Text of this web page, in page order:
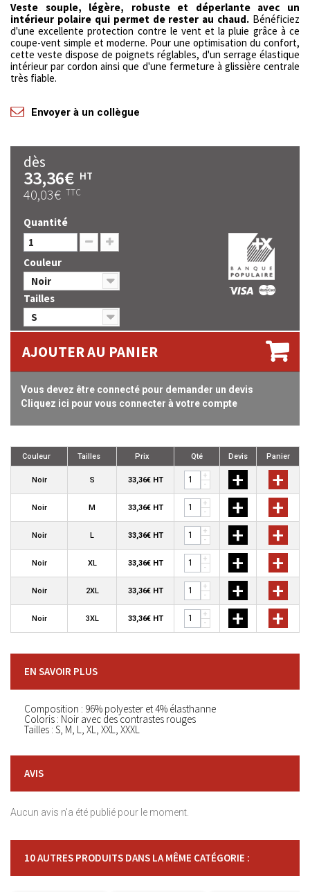
Veste souple, légère, robuste et déperlante avec un
intérieur polaire qui permet de rester au chaud. Bénéficiez
d'une excellente protection contre le vent et la pluie grâce à ce
coupe-vent simple et moderne. Pour une optimisation du confort,
cette veste dispose de poignets réglables, d'un serrage élastique
intérieur par cordon ainsi que d'une fermeture à glissière centrale
très fiable.
Envoyer à un collègue
dès
33,36€ HT
40,03€ TTC
Quantité
Couleur
Noir
Tailles
S
AJOUTER AU PANIER
Vous devez être connecté pour demander un devis
Cliquez ici pour vous connecter à votre compte
Couleur Tailles Prix Qté Devis Panier
Noir S 33,36€ HT
+
-
+ +
Noir M 33,36€ HT
+
-
+ +
Noir L 33,36€ HT
+
-
+ +
Noir XL 33,36€ HT
+
-
+ +
Noir 2XL 33,36€ HT
+
-
+ +
Noir 3XL 33,36€ HT
+
-
+ +
EN SAVOIR PLUS
Composition : 96% polyester et 4% élasthanne
Coloris : Noir avec des contrastes rouges
Tailles : S, M, L, XL, XXL, XXXL
AVIS
Aucun avis n'a été publié pour le moment.
10 AUTRES PRODUITS DANS LA MÊME CATÉGORIE :